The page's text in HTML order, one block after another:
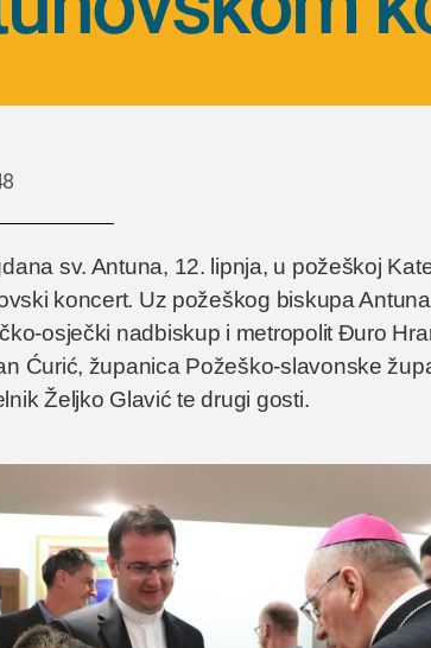
sv. Antuna, 12. lipnja, u požeškoj
koncert. Uz požeškog biskupa
osječki nadbiskup i metropolit Đuro
Ćurić, županica Požeško-slavonske
Željko Glavić te drugi gosti.